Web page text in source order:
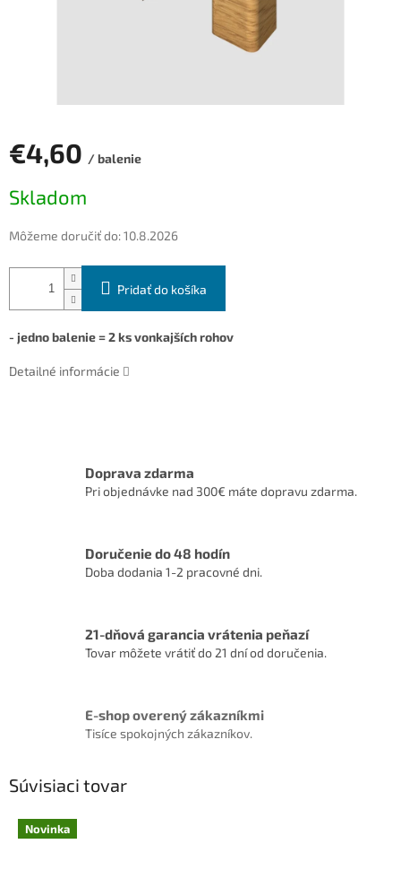
€4,60 / balenie
cena:
Skladom
Môžeme doručiť do:10.8.2026
Pridať do košíka
- jedno balenie = 2 ks vonkajších rohov
Detailné informácie
Doprava zdarma
Pri objednávke nad 300€ máte dopravu zdarma.
Doručenie do 48 hodín
Doba dodania 1-2 pracovné dni.
21-dňová garancia vrátenia peňazí
Tovar môžete vrátiť do 21 dní od doručenia.
E-shop overený zákazníkmi
Tisíce spokojných zákazníkov.
Súvisiaci tovar
Novinka